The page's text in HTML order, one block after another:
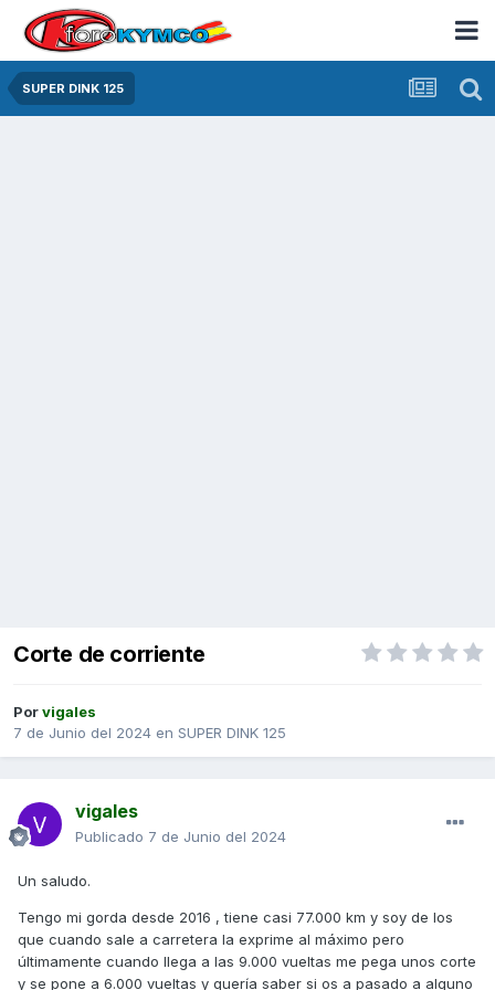
SUPER DINK 125
Corte de corriente
Porvigales
7 de Junio del 2024 en SUPER DINK 125
vigales
Publicado 7 de Junio del 2024
Un saludo.
Tengo mi gorda desde 2016 , tiene casi 77.000 km y soy de los
que cuando sale a carretera la exprime al máximo pero
últimamente cuando llega a las 9.000 vueltas me pega unos corte
y se pone a 6.000 vueltas y quería saber si os a pasado a alguno